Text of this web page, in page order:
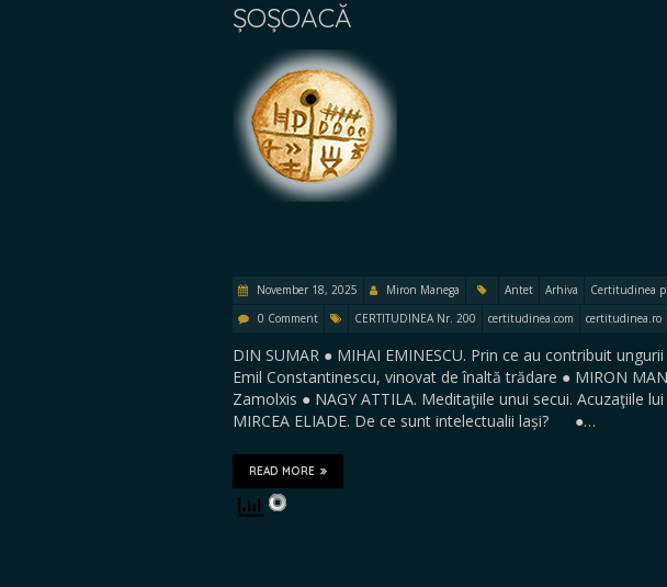
ȘOȘOACĂ
November 18, 2025 Miron Manega Antet Arhiva Certitudinea
0 Comment
CERTITUDINEA Nr. 200 certitudinea.com certitudinea.ro
DIN SUMAR ● MIHAI EMINESCU. Prin ce au contribuit
Emil Constantinescu, vinovat de înaltă trădare ● MIRON
Zamolxis ● NAGY ATTILA. Meditaţiile unui secui. Acuzaţiile
MIRCEA ELIADE. De ce sunt intelectualii lași? ●…
READ MORE